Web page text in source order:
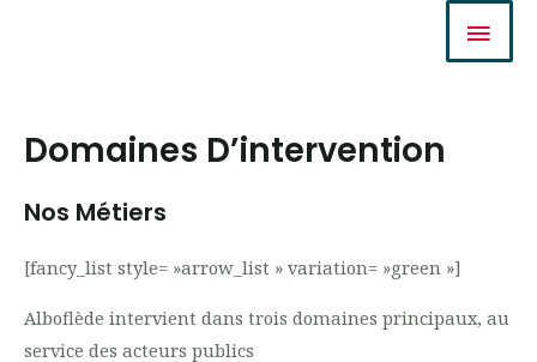
Domaines D’intervention
Nos Métiers
[fancy_list style= »arrow_list » variation= »green »]
Alboflède intervient dans trois domaines principaux, au
service des acteurs publics